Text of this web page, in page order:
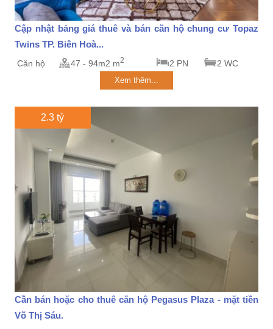
Cập nhật bảng giá thuê và bán căn hộ chung cư Topaz
Twins TP. Biên Hoà...
Căn hộ 47 - 94m2 m2 2 PN 2 WC
Xem thêm...
2.3 tỷ
Cần bán hoặc cho thuê căn hộ Pegasus Plaza - mặt tiền
Võ Thị Sáu.